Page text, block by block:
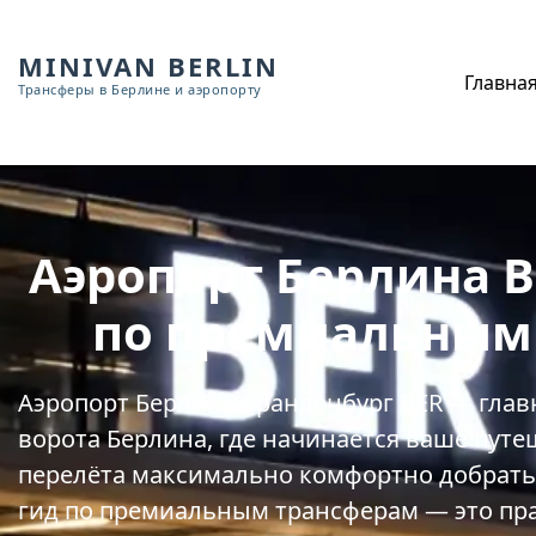
MINIVAN BERLIN
Трансферы в Берлине и аэропорту Главная
Аэропорт Берлина
по
Аэропорт Берлина Бранденбург BER —
ворота Берлина, где начинается ваше
перелёта максимально комфортно
гид по премиальным трансферам — это